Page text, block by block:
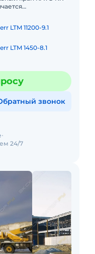
LTM 11200-9.1
LTM 1450-8.1
звонок
24/7